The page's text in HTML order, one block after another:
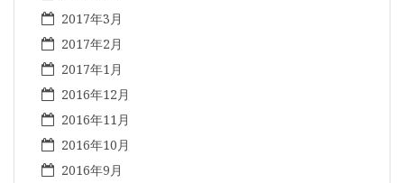
2017年3月
2017年2月
2017年1月
2016年12月
2016年11月
2016年10月
2016年9月